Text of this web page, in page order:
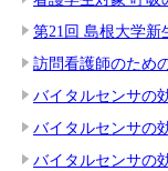
第21回 島根大学
訪問看護師のため
バイタルセンサの
バイタルセンサの
バイタルセンサの